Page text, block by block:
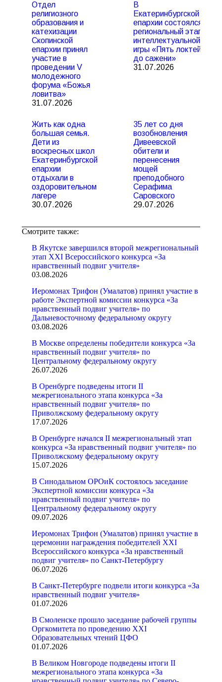
Отдел
религиозного
образования и
катехизации
Скопинской
епархии принял
участие в
проведении V
молодежного
форума «Божья
ловитва»
31.07.2026
В
Екатеринбургской
епархии состоялся
региональный этап
интеллектуальной
игры «Пять локтей
до сажени»
31.07.2026
Жить как одна
большая семья.
Дети из
воскресных школ
Екатеринбургской
епархии
отдыхали в
оздоровительном
лагере
30.07.2026
35 лет со дня
возобновления
Дивеевской
обители и
перенесения
мощей
преподобного
Серафима
Саровского
29.07.2026
Смотрите также:
В Якутске завершился второй межрегиональный
этап XXI Всероссийского конкурса «За
нравственный подвиг учителя»
03.08.2026
Иеромонах Трифон (Умалатов) принял участие в
работе Экспертной комиссии конкурса «За
нравственный подвиг учителя» по
Дальневосточному федеральному округу
03.08.2026
В Москве определены победители конкурса «За
нравственный подвиг учителя» по
Центральному федеральному округу
26.07.2026
В Оренбурге подведены итоги II
межрегионального этапа конкурса «За
нравственный подвиг учителя» по
Приволжскому федеральному округу
17.07.2026
В Оренбурге начался II межрегиональный этап
конкурса «За нравственный подвиг учителя» по
Приволжскому федеральному округу
15.07.2026
В Синодальном ОРОиК состоялось заседание
Экспертной комиссии конкурса «За
нравственный подвиг учителя» по
Центральному федеральному округу
09.07.2026
Иеромонах Трифон (Умалатов) принял участие в
церемонии награждения победителей XXI
Всероссийского конкурса «За нравственный
подвиг учителя» по Санкт-Петербургу
06.07.2026
В Санкт-Петербурге подвели итоги конкурса «За
нравственный подвиг учителя»
01.07.2026
В Смоленске прошло заседание рабочей группы
Оргкомитета по проведению XXI
Образовательных чтений ЦФО
01.07.2026
В Великом Новгороде подведены итоги II
межрегионального этапа конкурса «За